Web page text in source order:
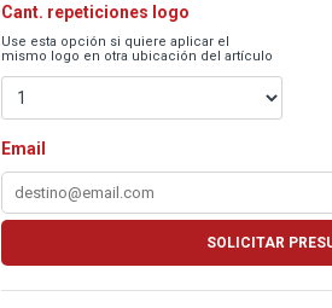
Cant. repeticiones logo
Use esta opción si quiere aplicar el
mismo logo en otra ubicación del artículo
Email